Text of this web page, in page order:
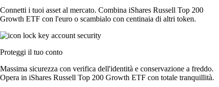
Connetti i tuoi asset al mercato. Combina iShares Russell Top 200
Growth ETF con l'euro o scambialo con centinaia di altri token.
Proteggi il tuo conto
Massima sicurezza con verifica dell'identità e conservazione a freddo.
Opera in iShares Russell Top 200 Growth ETF con totale tranquillità.